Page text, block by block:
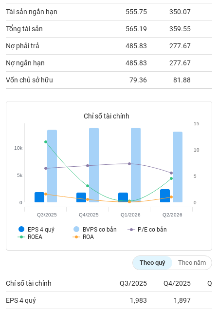
Tài sản ngắn hạn 555.75 350.07
Tổng tài sản 565.19 359.55
Nợ phải trả 485.83 277.67
Nợ ngắn hạn 485.83 277.67
Vốn chủ sở hữu 79.36 81.88
Chỉ số tài chính
EPS 4 quý BVPS cơ bản
P/E cơ bản
ROEA
ROA
0
5k
10k
0
5
10
15
Q3/2025 Q4/2025 Q1/2026 Q2/2026
Theo quý Theo năm
Chỉ số tài chính Q3/2025 Q4/2025
EPS 4 quý 1,983 1,897
đầu
tư
Truyền
thông
tài
chính
liệu